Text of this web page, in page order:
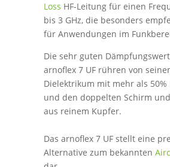
Loss HF-Leitung für einen
bis 3 GHz, die besonders
für Anwendungen im
Die sehr guten
arnoflex 7 UF rühren von
Dielektrikum mit mehr als
und den doppelten Schirm
aus reinem Kupfer.
Das arnoflex 7 UF stellt eine
Alternative zum bekannten